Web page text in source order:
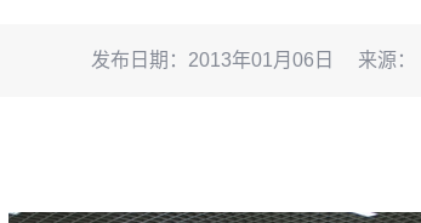
发布日期：2013年01月06日 来源：